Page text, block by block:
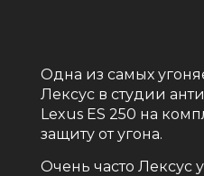
Одна из самых
Лексус в студии
Lexus ES 250 на
защиту от угона.
Очень часто Лексус